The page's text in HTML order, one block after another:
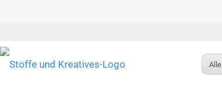
Alle